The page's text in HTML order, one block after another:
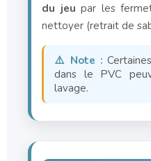
du jeu par les
nettoyer (retrait de
⚠️ Note :
dans le PVC
lavage.